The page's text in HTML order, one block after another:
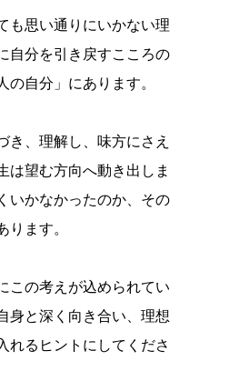
も思い通りにいかない理
自分を引き戻すこころの
の自分」にあります。
き、理解し、味方にさえ
は望む方向へ動き出しま
いかなかったのか、その
ります。
この考えが込められてい
身と深く向き合い、理想
れるヒントにしてくださ